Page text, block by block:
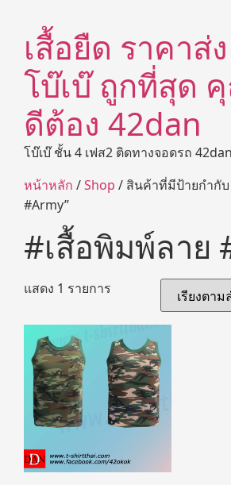
เสื้อยืด ราคาส่
โบ๊เบ๊ ถูกที่สุด
ดีต้อง 42dan
โบ๊เบ๊ ชั้น 4 เฟส2 ติดทางจอดรถ
หน้าหลัก /Shop / สินค้าที่มีป้ายกำกับ
#Army”
#เสื้อพิมพ์ลาย
แสดง 1 รายการ